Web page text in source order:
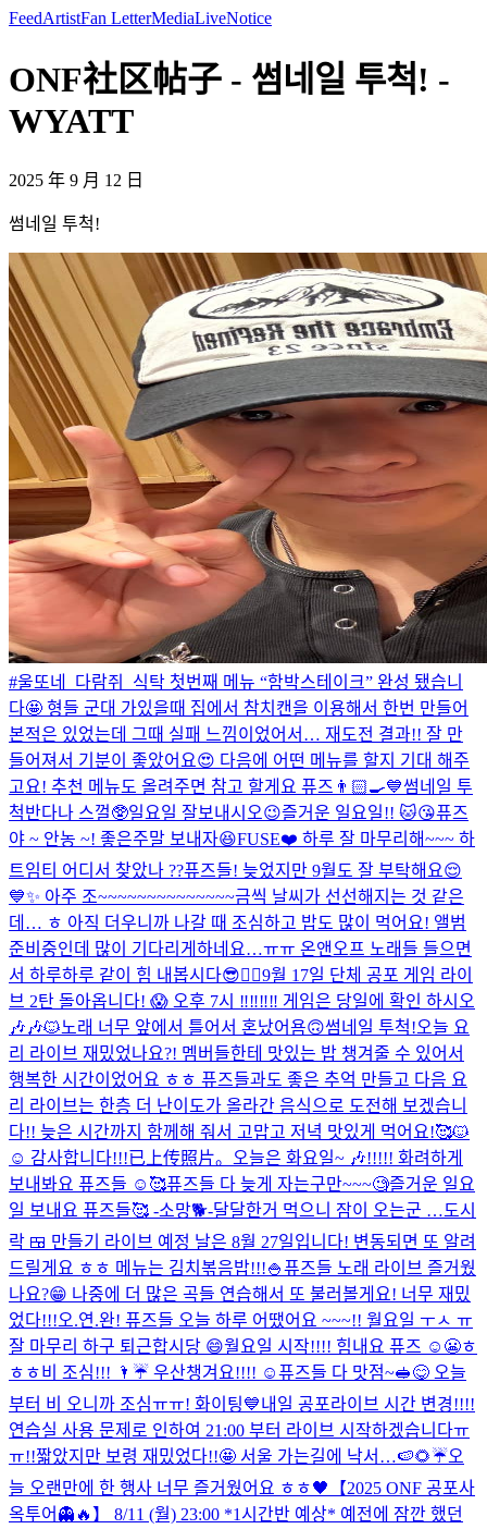
FeedArtistFan LetterMediaLiveNotice
ONF社区帖子 - 썸네일 투척! -
WYATT
2025 年 9 月 12 日
썸네일 투척!
#울또네_다람쥐_식탁 첫번째 메뉴 “함박스테이크” 완성 됐습니
다🤩 형들 군대 가있을때 집에서 참치캔을 이용해서 한번 만들어
본적은 있었는데 그때 실패 느낌이었어서… 재도전 결과!! 잘 만
들어져서 기분이 좋았어요😍 다음에 어떤 메뉴를 할지 기대 해주
고요! 추천 메뉴도 올려주면 참고 할게요 퓨즈👨🏻‍🍳💙썸네일 투
척반다나 스껄🥸일요일 잘보내시오😉즐거운 일요일!! 🐱😘퓨즈
야 ~ 안농 ~! 좋은주말 보내자😆FUSE❤️ 하루 잘 마무리해~~~ 하
트임티 어디서 찾았나 ??퓨즈들! 늦었지만 9월도 잘 부탁해요😌
💙✨ 아주 조~~~~~~~~~~~~~~금씩 날씨가 선선해지는 것 같은
데… ㅎ 아직 더우니까 나갈 때 조심하고 밥도 많이 먹어요! 앨범
준비중인데 많이 기다리게하네요…ㅠㅠ 온앤오프 노래들 들으면
서 하루하루 같이 힘 내봅시다😎❤️‍🔥9월 17일 단체 공포 게임 라이
브 2탄 돌아옵니다! 😱 오후 7시 ‼️‼️‼️‼️ 게임은 당일에 확인 하시오
🎶🎶🐱노래 너무 앞에서 틀어서 혼났어욤🙃썸네일 투척!오늘 요
리 라이브 재밌었나요?! 멤버들한테 맛있는 밥 챙겨줄 수 있어서
행복한 시간이었어요 ㅎㅎ 퓨즈들과도 좋은 추억 만들고 다음 요
리 라이브는 한층 더 난이도가 올라간 음식으로 도전해 보겠습니
다!! 늦은 시간까지 함께해 줘서 고맙고 저녁 맛있게 먹어요!🥰🐱
☺️ 감사합니다!!!已上传照片。
오늘은 화요일~ 🎶!!!!! 화려하게
보내봐요 퓨즈들 ☺️🥰퓨즈들 다 늦게 자는구만~~~🧐즐거운 일요
일 보내요 퓨즈들🥰 -소망🐕-달달한거 먹으니 잠이 오는군 …도시
락 🍱 만들기 라이브 예정 날은 8월 27일입니다! 변동되면 또 알려
드릴게요 ㅎㅎ 메뉴는 김치볶음밥!!!🍚퓨즈들 노래 라이브 즐거웠
나요?😁 나중에 더 많은 곡들 연습해서 또 불러볼게요! 너무 재밌
었다!!!오.연.완! 퓨즈들 오늘 하루 어땠어요 ~~~!! 월요일 ㅜㅅ ㅠ
잘 마무리 하구 퇴근합시당 😄월요일 시작!!!! 힘내요 퓨즈 ☺️😬ㅎ
ㅎㅎ비 조심!!! 🌂☔️ 우산챙겨요!!!! ☺️퓨즈들 다 맛점~🥪😋 오늘
부터 비 오니까 조심ㅠㅠ! 화이팅💙내일 공포라이브 시간 변경!!!!
연습실 사용 문제로 인하여 21:00 부터 라이브 시작하겠습니다ㅠ
ㅠ!!짧았지만 보령 재밌었다!!🤩 서울 가는길에 낙서…🍉🌻☔️오
늘 오랜만에 한 행사 너무 즐거웠어요 ㅎㅎ🖤
【2025 ONF 공포사
옥투어👻🔥】 8/11 (월) 23:00 *1시간반 예상* 예전에 잠깐 했던